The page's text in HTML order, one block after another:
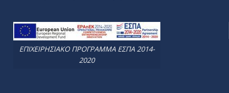
ΕΠΙΧΕΙΡΗΣΙΑΚΟ ΠΡΟΓΡΑΜΜΑ ΕΣΠΑ 2014-
2020